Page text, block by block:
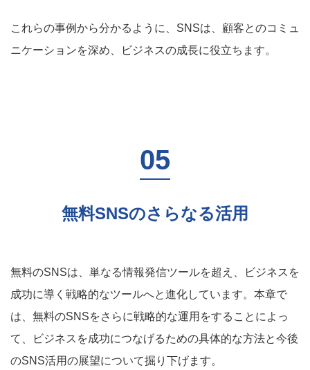
これらの事例から分かるように、SNSは、顧客とのコミュ
ニケーションを深め、ビジネスの成長に役立ちます。
無料SNSのさらなる活用
無料のSNSは、単なる情報発信ツールを超え、ビジネスを
成功に導く戦略的なツールへと進化しています。本章で
は、無料のSNSをさらに戦略的な運用をすることによっ
て、ビジネスを成功につなげるための具体的な方法と今後
のSNS活用の展望について掘り下げます。